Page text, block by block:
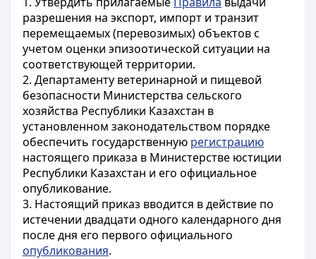
разрешения на экспорт, импорт и транзит
перемещаемых (перевозимых) объектов с
учетом оценки эпизоотической ситуации на
соответствующей территории.
2. Департаменту ветеринарной и пищевой
безопасности Министерства сельского
хозяйства Республики Казахстан в
установленном законодательством порядке
обеспечить государственную регистрацию
настоящего приказа в Министерстве юстиции
Республики Казахстан и его официальное
опубликование.
3. Настоящий приказ вводится в действие по
истечении двадцати одного календарного дня
после дня его первого официального
опубликования.